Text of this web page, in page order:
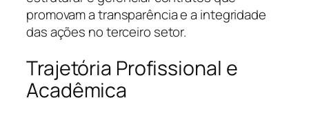
promovam a transparência e a integridade
das ações no terceiro setor.
Trajetória Profissional e
Acadêmica